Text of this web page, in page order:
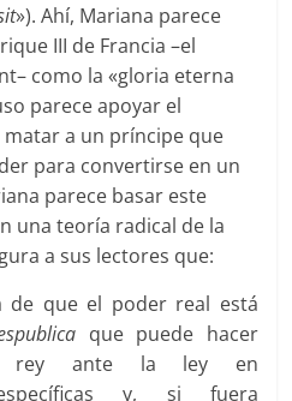
»). Ahí, Mariana parece
III de Francia –el
como la «gloria eterna
parece apoyar el
a un príncipe que
para convertirse en un
parece basar este
una teoría radical de la
a sus lectores que:
de que el poder real está
que puede hacer
rey ante la ley en
específicas y, si fuera